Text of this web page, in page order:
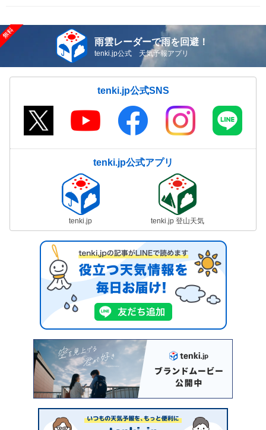
雨雲レーダーで雨を回避！
tenki.jp公式 天気予報アプリ
tenki.jp公式SNS
tenki.jp公式アプリ
tenki.jp tenki.jp 登山天気